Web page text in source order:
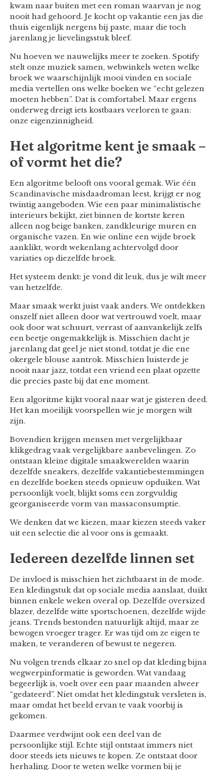
kwam naar buiten met een roman waarvan je nog
nooit had gehoord. Je kocht op vakantie een jas die
thuis eigenlijk nergens bij paste, maar die toch
jarenlang je lievelingsstuk bleef.
Nu hoeven we nauwelijks meer te zoeken. Spotify
stelt onze muziek samen, webwinkels weten welke
broek we waarschijnlijk mooi vinden en sociale
media vertellen ons welke boeken we “echt gelezen
moeten hebben”. Dat is comfortabel. Maar ergens
onderweg dreigt iets kostbaars verloren te gaan:
onze eigenzinnigheid.
Het algoritme kent je smaak –
of vormt het die?
Een algoritme belooft ons vooral gemak. Wie één
Scandinavische misdaadroman leest, krijgt er nog
twintig aangeboden. Wie een paar minimalistische
interieurs bekijkt, ziet binnen de kortste keren
alleen nog beige banken, zandkleurige muren en
organische vazen. En wie online een wijde broek
aanklikt, wordt wekenlang achtervolgd door
variaties op diezelfde broek.
Het systeem denkt: je vond dit leuk, dus je wilt meer
van hetzelfde.
Maar smaak werkt juist vaak anders. We ontdekken
onszelf niet alleen door wat vertrouwd voelt, maar
ook door wat schuurt, verrast of aanvankelijk zelfs
een beetje ongemakkelijk is. Misschien dacht je
jarenlang dat geel je niet stond, totdat je die ene
okergele blouse aantrok. Misschien luisterde je
nooit naar jazz, totdat een vriend een plaat opzette
die precies paste bij dat ene moment.
Een algoritme kijkt vooral naar wat je gisteren deed.
Het kan moeilijk voorspellen wie je morgen wilt
zijn.
Bovendien krijgen mensen met vergelijkbaar
klikgedrag vaak vergelijkbare aanbevelingen. Zo
ontstaan kleine digitale smaakwerelden waarin
dezelfde sneakers, dezelfde vakantiebestemmingen
en dezelfde boeken steeds opnieuw opduiken. Wat
persoonlijk voelt, blijkt soms een zorgvuldig
georganiseerde vorm van massaconsumptie.
We denken dat we kiezen, maar kiezen steeds vaker
uit een selectie die al voor ons is gemaakt.
Iedereen dezelfde linnen set
De invloed is misschien het zichtbaarst in de mode.
Een kledingstuk dat op sociale media aanslaat, duikt
binnen enkele weken overal op. Dezelfde oversized
blazer, dezelfde witte sportschoenen, dezelfde wijde
jeans. Trends bestonden natuurlijk altijd, maar ze
bewogen vroeger trager. Er was tijd om ze eigen te
maken, te veranderen of bewust te negeren.
Nu volgen trends elkaar zo snel op dat kleding bijna
wegwerpinformatie is geworden. Wat vandaag
begeerlijk is, voelt over een paar maanden alweer
“gedateerd”. Niet omdat het kledingstuk versleten is,
maar omdat het beeld ervan te vaak voorbij is
gekomen.
Daarmee verdwijnt ook een deel van de
persoonlijke stijl. Echte stijl ontstaat immers niet
door steeds iets nieuws te kopen. Ze ontstaat door
herhaling. Door te weten welke vormen bij je